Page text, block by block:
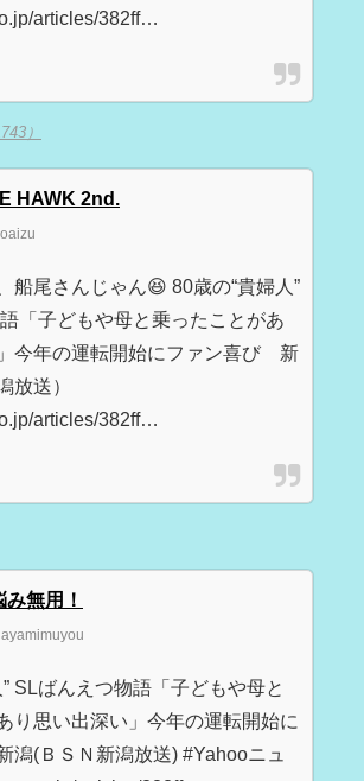
articles/382ff…
）
HAWK 2nd.
船尾さんじゃん😆 80歳の“貴婦人”
「子どもや母と乗ったことがあ
今年の運転開始にファン喜び 新
放送）
articles/382ff…
み無用！
SLばんえつ物語「子どもや母と
り思い出深い」今年の運転開始に
(ＢＳＮ新潟放送) #Yahooニュ